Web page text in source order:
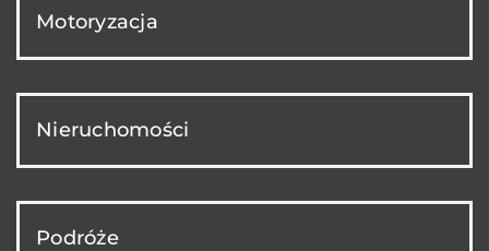
Motoryzacja
Nieruchomości
Podróże